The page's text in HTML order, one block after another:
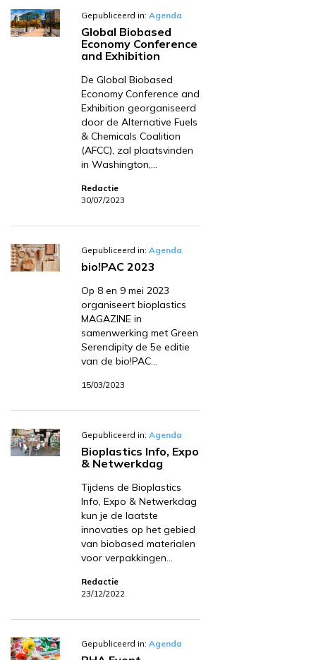
Gepubliceerd in: Agenda
Global Biobased
Economy Conference
and Exhibition
De Global Biobased
Economy Conference and
Exhibition georganiseerd
door de Alternative Fuels
& Chemicals Coalition
(AFCC), zal plaatsvinden
in Washington,…
Redactie
30/07/2023
Gepubliceerd in: Agenda
bio!PAC 2023
Op 8 en 9 mei 2023
organiseert bioplastics
MAGAZINE in
samenwerking met Green
Serendipity de 5e editie
van de bio!PAC…
15/03/2023
Gepubliceerd in: Agenda
Bioplastics Info, Expo
& Netwerkdag
Tijdens de Bioplastics
Info, Expo & Netwerkdag
kun je de laatste
innovaties op het gebied
van biobased materialen
voor verpakkingen…
Redactie
23/12/2022
Gepubliceerd in: Agenda